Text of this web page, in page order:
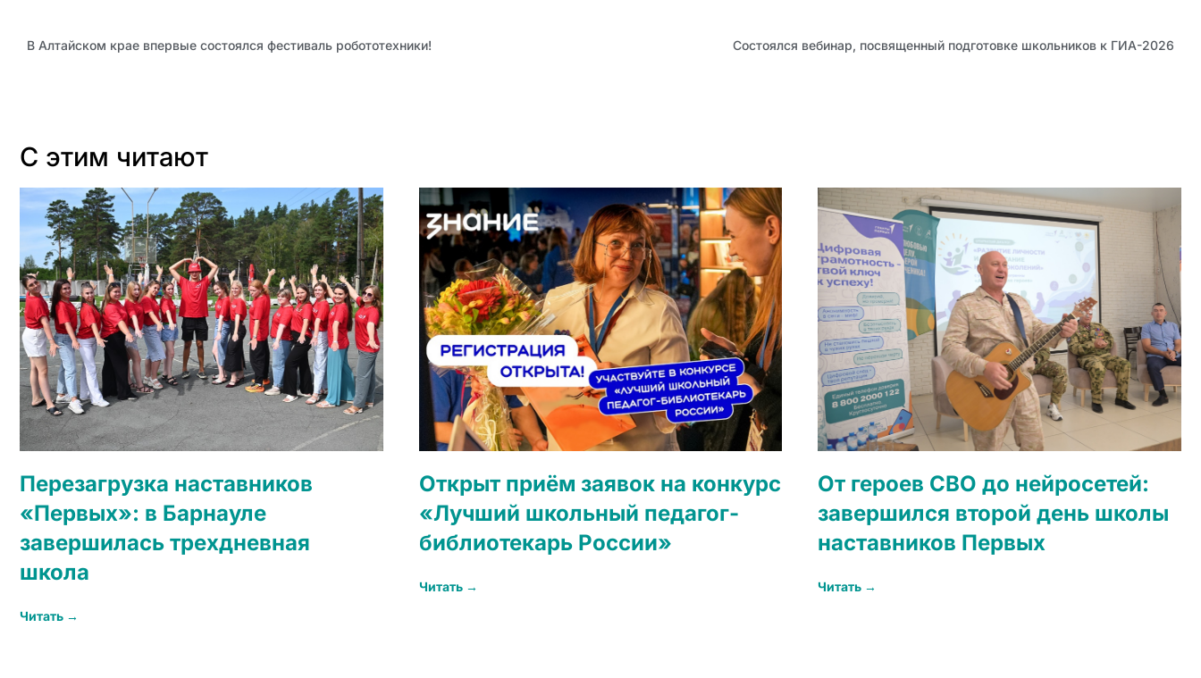
В Алтайском крае впервые состоялся фестиваль робототехники! Состоялся вебинар, посвященный подготовке школьников к ГИА-2026
С этим читают
Перезагрузка наставников
«Первых»: в Барнауле
завершилась трехдневная
школа
Читать →
Открыт приём заявок на конкурс
«Лучший школьный педагог-
библиотекарь России»
Читать →
От героев СВО до нейросетей:
завершился второй день школы
наставников Первых
Читать →